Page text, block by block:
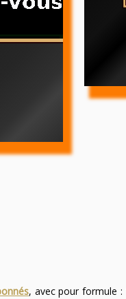
, avec pour formule :